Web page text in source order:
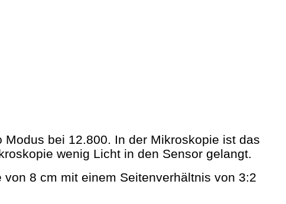
bei 12.800. In der Mikroskopie ist das
wenig Licht in den Sensor gelangt.
von 8 cm mit einem Seitenverhältnis von 3:2